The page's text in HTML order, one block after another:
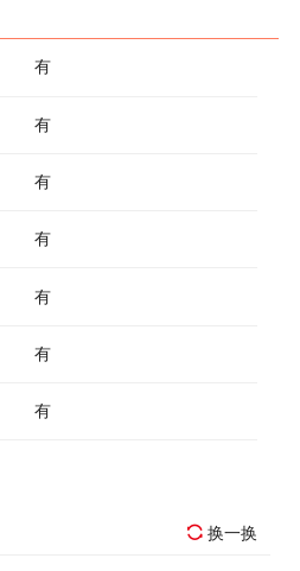
有
有
有
有
有
有
有
换一换